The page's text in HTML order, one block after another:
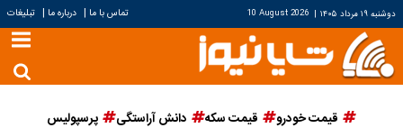
دوشنبه ۱۹ مرداد ۱۴۰۵ |
10 August 2026 تماس با ما | درباره ما | تبلیغات
قیمت خودرو قیمت سکه دانش آراستگی پرسپولیس